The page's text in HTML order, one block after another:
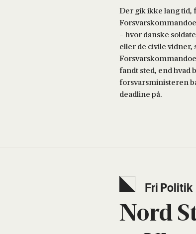
Der gik ikke lang
– hvor danske
eller de civile vidner,
fandt sted, end hvad
forsvarsministeren
deadline på.
Fri Poli­tik
Nord